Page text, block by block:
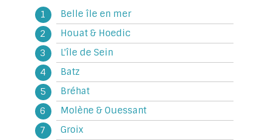
Belle île en mer
Houat & Hoedic
L'île de Sein
Batz
Bréhat
Molène & Ouessant
Groix